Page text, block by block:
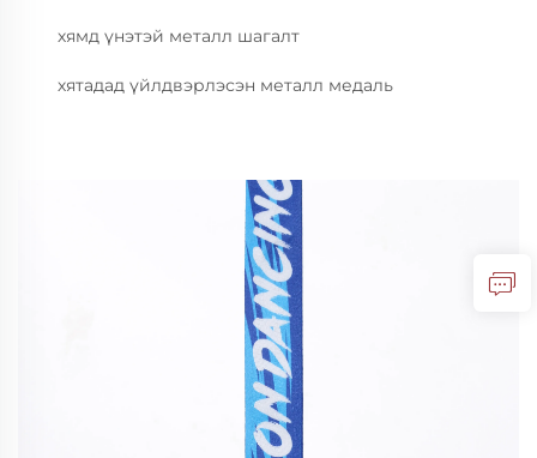
хямд үнэтэй металл шагалт
хятадад үйлдвэрлэсэн металл медаль